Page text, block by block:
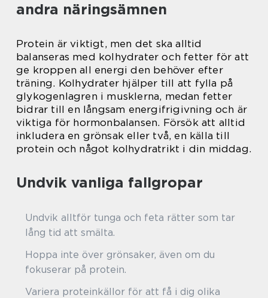
andra näringsämnen
Protein är viktigt, men det ska alltid
balanseras med kolhydrater och fetter för att
ge kroppen all energi den behöver efter
träning. Kolhydrater hjälper till att fylla på
glykogenlagren i musklerna, medan fetter
bidrar till en långsam energifrigivning och är
viktiga för hormonbalansen. Försök att alltid
inkludera en grönsak eller två, en källa till
protein och något kolhydratrikt i din middag.
Undvik vanliga fallgropar
Undvik alltför tunga och feta rätter som tar
lång tid att smälta.
Hoppa inte över grönsaker, även om du
fokuserar på protein.
Variera proteinkällor för att få i dig olika